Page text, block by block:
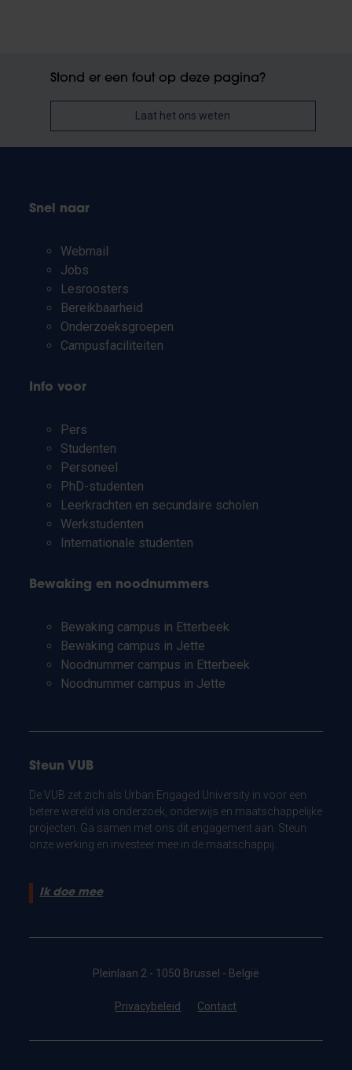
Stond er een fout op deze pagina?
Laat het ons weten
Snel naar
Webmail
Jobs
Lesroosters
Bereikbaarheid
Onderzoeksgroepen
Campusfaciliteiten
Info voor
Pers
Studenten
Personeel
PhD-studenten
Leerkrachten en secundaire scholen
Werkstudenten
Internationale studenten
Bewaking en noodnummers
Bewaking campus in Etterbeek
Bewaking campus in Jette
Noodnummer campus in Etterbeek
Noodnummer campus in Jette
Steun VUB
De VUB zet zich als Urban Engaged University in voor een
betere wereld via onderzoek, onderwijs en maatschappelijke
projecten. Ga samen met ons dit engagement aan. Steun
onze werking en investeer mee in de maatschappij.
Ik doe mee
Pleinlaan 2 - 1050 Brussel - België
Privacybeleid Contact